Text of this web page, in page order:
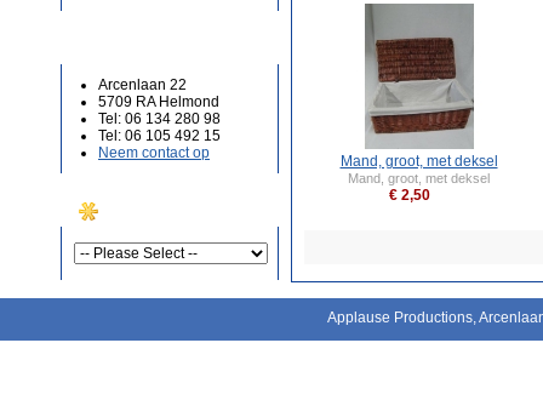
Arcenlaan 22
5709 RA Helmond
Tel: 06 134 280 98
Tel: 06 105 492 15
Neem contact op
Mand, groot, met deksel
Mand, groot, met deksel
€ 2,50
Applause Productions,